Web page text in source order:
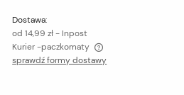
Dostawa:
od 14,99 zł - Inpost
Kurier -paczkomaty
sprawdź formy dostawy